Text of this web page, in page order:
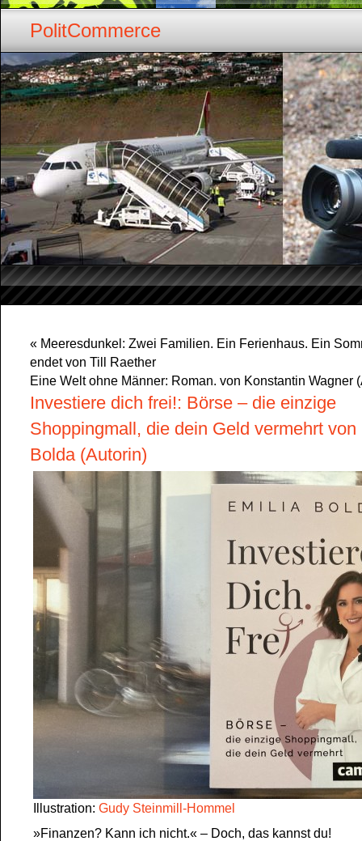
PolitCommerce
« Meeresdunkel: Zwei Familien. Ein Ferienhaus. Ein
endet von Till Raether
Eine Welt ohne Männer: Roman. von Konstantin Wagner
Investiere dich frei!: Börse – die einzige
Shoppingmall, die dein Geld vermehrt von
Bolda (Autorin)
Illustration: Gudy Steinmill-Hommel
»Finanzen? Kann ich nicht.« – Doch, das kannst du!